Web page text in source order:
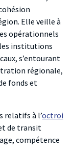
Elle veille à
opérationnels
les institutions
s’entourant
régionale,
fonds et
relatifs à l’octroi
de transit
compétence